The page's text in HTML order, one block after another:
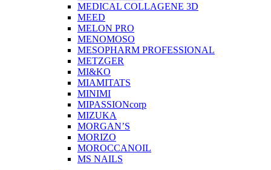
MEDICAL COLLAGENE 3D
MEED
MELON PRO
MENOMOSO
MESOPHARM PROFESSIONAL
METZGER
MI&KO
MIAMITATS
MINIMI
MIPASSIONcorp
MIZUKA
MORGAN’S
MORIZO
MOROCCANOIL
MS NAILS